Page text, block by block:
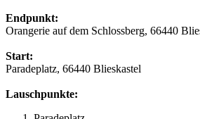
Endpunkt:
Orangerie auf dem Schlossberg, 66440
Start:
Paradeplatz, 66440 Blieskastel
Lauschpunkte: